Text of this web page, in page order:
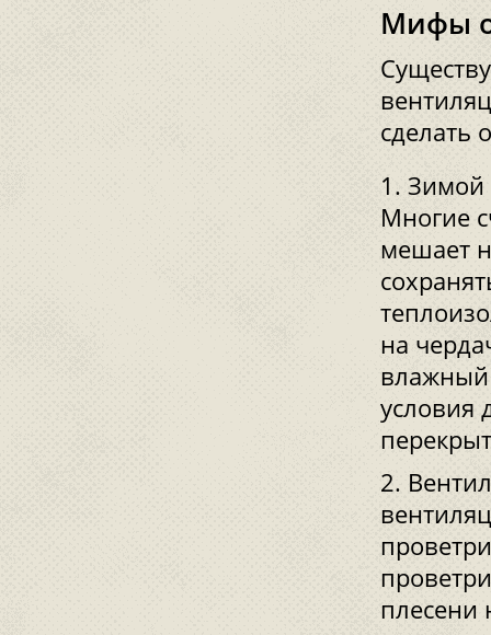
Мифы
сделать
Зимой
Многие
мешает
на
влажный
условия
плесени